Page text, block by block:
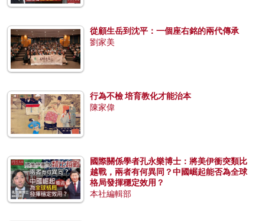
從顧生岳到沈平：一個座右銘的兩代傳承
劉家美
行為不檢 培育教化才能治本
陳家偉
國際關係學者孔永樂博士：將美伊衝突類比
越戰，兩者有何異同？中國崛起能否為全球
格局發揮穩定效用？
本社編輯部